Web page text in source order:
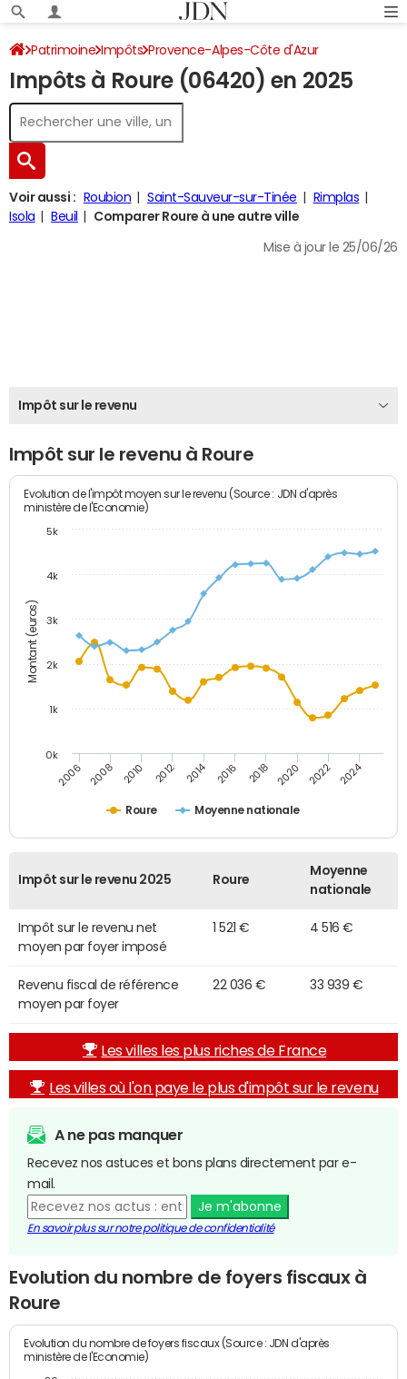
Patrimoine Impôts Provence-Alpes-Côte d'Azur
Alpes-Maritimes Roure Impôt sur le revenu
Impôts à Roure (06420) en 2025
Voir aussi : Roubion Saint-Sauveur-sur-Tinée
Rimplas
Isola
Beuil Comparer Roure à une autre ville
Mise à jour le 25/06/26
Impôt sur le revenu
Impôt sur le revenu à Roure
Montant (euros)
Evolution de l'impôt moyen sur le revenu (Source : JDN d'après
ministère de l'Economie)
Roure Moyenne nationale
2006 2008 2010 2012 2014 2016 2018 2020 2022 2024
0k
1k
2k
3k
4k
5k
Impôt sur le revenu 2025 Roure
Moyenne
nationale
Impôt sur le revenu net
moyen par foyer imposé
1 521 € 4 516 €
Revenu fiscal de référence
moyen par foyer
22 036 € 33 939 €
Les villes les plus riches de France
Les villes où l'on paye le plus d'impôt sur le revenu
A ne pas manquer
Recevez nos astuces et bons plans directement par e-
mail.
Je m'abonne
En savoir plus sur notre politique de confidentialité
Evolution du nombre de foyers fiscaux à
Roure
Evolution du nombre de foyers fiscaux (Source : JDN d'après
ministère de l'Economie)